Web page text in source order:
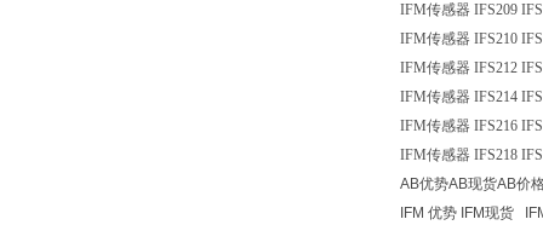
IFM传感器 IFS209
IFM传感器 IFS210
IFM传感器 IFS212
IFM传感器 IFS214
IFM传感器 IFS216
IFM传感器 IFS218
AB优势AB现货AB价
IFM 优势 IFM现货